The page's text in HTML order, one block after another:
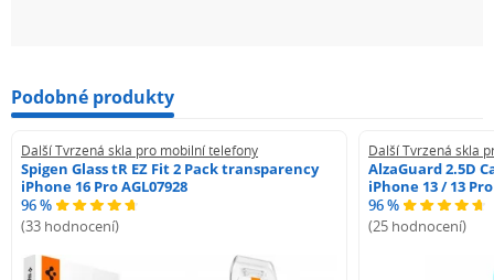
Podobné produkty
Další Tvrzená skla pro mobilní telefony
Spigen Glass tR EZ Fit 2 Pack transparency
iPhone 16 Pro AGL07928
96 %
(33 hodnocení)
Další Tvrzená skla
AlzaGuard 2.5D
iPhone 13 / 13 Pro
96 %
(25 hodnocení)